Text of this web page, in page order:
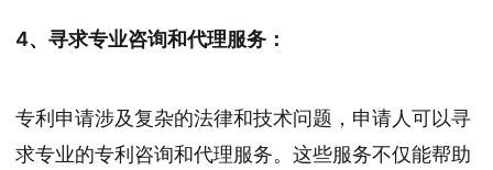
4、寻求专业咨询和代理服务：
专利申请涉及复杂的法律和技术问题，申请人可以寻
求专业的专利咨询和代理服务。这些服务不仅能帮助